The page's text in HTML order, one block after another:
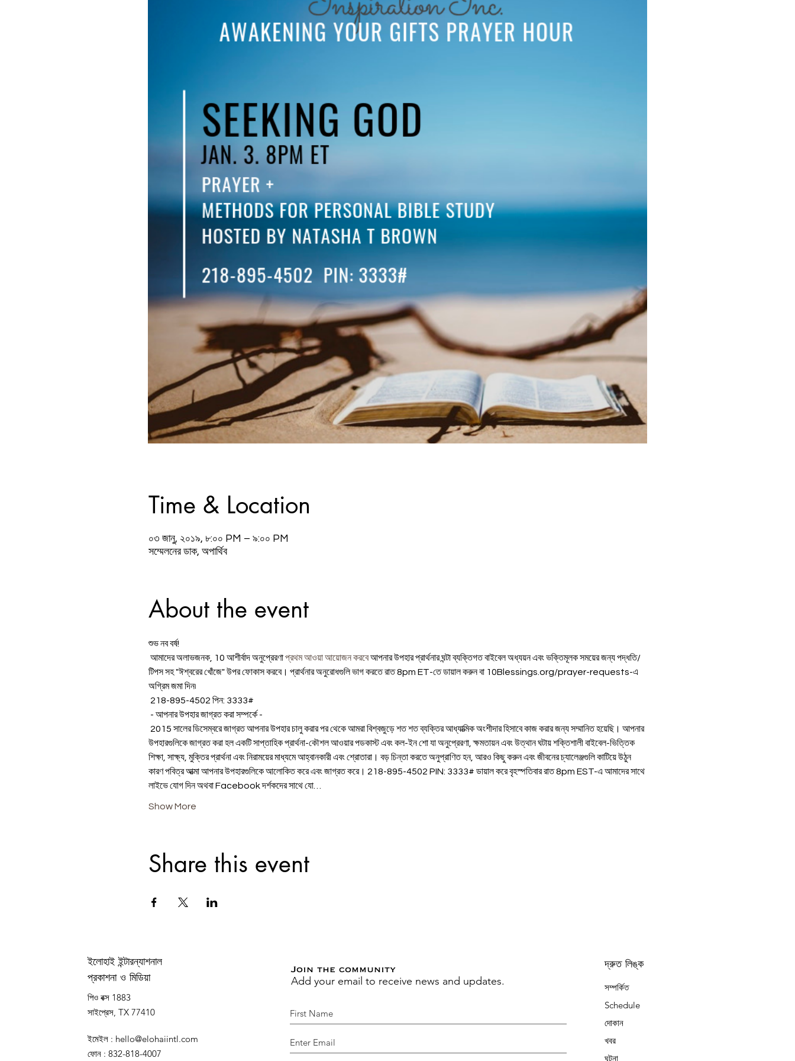
Time & Location
০৩ জানু, ২০১৯, ৮:০০ PM – ৯:০০ PM
সম্মেলনের ডাক, অপার্থিব
About the event
শুভ নব বর্ষ!
আমাদের অলাভজনক, 10 আশীর্বাদ অনুপ্রেরণা প্রথম আওয়া আয়োজন করবে আপনার উপহার প্রার্থনার ঘন্টা ব্যক্তিগত বাইবেল অধ্যয়ন এবং ভক্তিমূলক সময়ের জন্য পদ্ধতি/
টিপস সহ "ঈশ্বরের খোঁজে" উপর ফোকাস করবে। প্রার্থনার অনুরোধগুলি ভাগ করতে রাত 8pm ET-তে ডায়াল করুন বা 10Blessings.org/prayer-requests-এ
অগ্রিম জমা দিন৷
218-895-4502 পিন: 3333#
- আপনার উপহার জাগ্রত করা সম্পর্কে -
উপহারগুলিকে জাগ্রত করা হল একটি সাপ্তাহিক প্রার্থনা-কৌশল আওয়ার পডকাস্ট এবং কল-ইন শো যা অনুপ্রেরণা, ক্ষমতায়ন এবং উত্থান ঘটায় শক্তিশালী বাইবেল-ভিত্তিক
শিক্ষা, সাক্ষ্য, মুক্তির প্রার্থনা এবং নিরাময়ের মাধ্যমে আহ্বানকারী এবং শ্রোতারা। বড় চিন্তা করতে অনুপ্রাণিত হন, আরও কিছু করুন এবং জীবনের চ্যালেঞ্জগুলি কাটিয়ে উঠুন
কারণ পবিত্র আত্মা আপনার উপহারগুলিকে আলোকিত করে এবং জাগ্রত করে। 218-895-4502 PIN: 3333# ডায়াল করে বৃহস্পতিবার রাত 8pm EST-এ আমাদের সাথে
লাইভে যোগ দিন অথবা Facebook দর্শকদের সাথে যো…
Show More
Share this event
ইলোহাই ইন্টারন্যাশনাল
প্রকাশনা ও মিডিয়া
পিও বক্স 1883
সাইপ্রেস, TX 77410
ইমেইল : hello@elohaiintl.com
ফোন : 832-818-4007
Join the community
Add your email to receive news and updates.
দ্রুত লিঙ্ক
সম্পর্কিত
Schedule
দোকান
খবর
ঘটনা